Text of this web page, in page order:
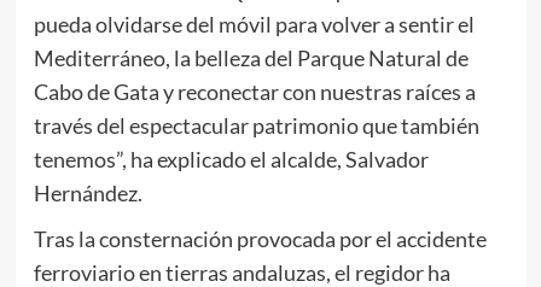
pueda olvidarse del móvil para volver a sentir el
Mediterráneo, la belleza del Parque Natural de
Cabo de Gata y reconectar con nuestras raíces a
través del espectacular patrimonio que también
tenemos”, ha explicado el alcalde, Salvador
Hernández.
Tras la consternación provocada por el accidente
ferroviario en tierras andaluzas, el regidor ha